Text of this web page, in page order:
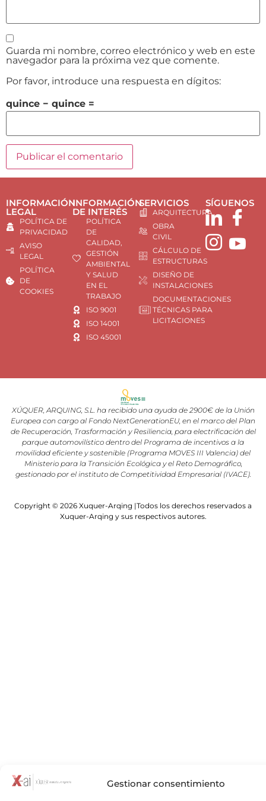
Gestionar consentimiento
Guarda mi nombre, correo electrónico y web en este
navegador para la próxima vez que comente.
Por favor, introduce una respuesta en dígitos:
quince − quince =
INFORMACIÓN
LEGAL
POLÍTICA DE
PRIVACIDAD
AVISO
LEGAL
POLÍTICA
DE
COOKIES
INFORMACIÓN
DE INTERÉS
POLÍTICA
DE
CALIDAD,
GESTIÓN
AMBIENTAL
Y SALUD
EN EL
TRABAJO
ISO 9001
ISO 14001
ISO 45001
SERVICIOS
ARQUITECTURA
OBRA
CIVIL
CÁLCULO DE
ESTRUCTURAS
DISEÑO DE
INSTALACIONES
DOCUMENTACIONES
TÉCNICAS PARA
LICITACIONES
SÍGUENOS
XÚQUER, ARQUING, S.L. ha recibido una ayuda de 2900€ de la Unión
Europea con cargo al Fondo NextGenerationEU, en el marco del Plan
de Recuperación, Trasformación y Resiliencia, para electrificación del
parque automovilístico dentro del Programa de incentivos a la
movilidad eficiente y sostenible (Programa MOVES III Valencia) del
Ministerio para la Transición Ecológica y el Reto Demográfico,
gestionado por el instituto de Competitividad Empresarial (IVACE).
Copyright © 2026 Xuquer-Arqing |Todos los derechos reservados a
Xuquer-Arqing y sus respectivos autores.